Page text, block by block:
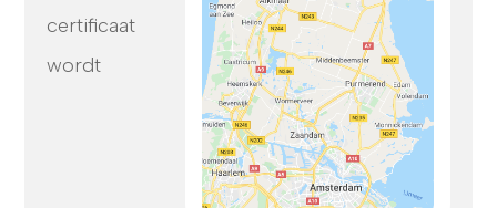
certificaat
wordt